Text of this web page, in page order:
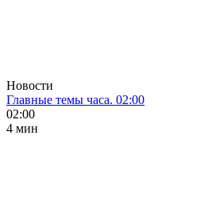
Новости
Главные темы часа. 02:00
02:00
4 мин